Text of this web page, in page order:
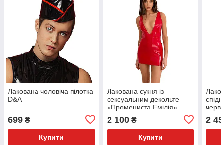
Лакована чоловіча пілотка
D&A
699 ₴
Купити
Лакована сукня із
сексуальним декольте
«Промениста Емілія»
2 100₴
Купити
2